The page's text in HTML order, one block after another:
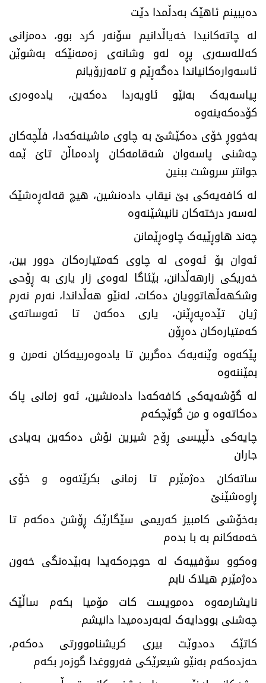
دەیبینم ئاهێک بەدڵمدا دێت
لە چاتەکانیدا خەیاڵدانیم سۆنەر کرد بوو، دەمزانی
کەللەسەری پڕە لەو وشانەی زەمەنێکە بەشوێن
ئاسەوارەکانیاندا دەگەڕێم و تامەزرۆیانم
پیاسەیەک بەنێو ئاویەردا دەکەین، یادەوەری
کۆدەکەینەوە
بەخووڕ خۆی دەکێشێ بە چاوی ماشینەکەدا، فڵچەکان
چەشنی پاسەوان شەقامەکان ڕادەماڵن تائ ێمە
جوانتر سروشت ببنین
لە کافەیەکی بێ نیقاب دادەنشین، هیچ قەلەڕەشێک
لەسەر درختەکان نانیشێنەوە
چەند هاوڕێیەک چاوەڕێمانن
ئەوان بۆ ئەوەی لە چاوی کەمتیارەکان دوور بین،
خەریکی زارهەڵدانن، بێئاگا لەوەی زار یاری بە ڕۆحی
وشکهەڵهاتوویان دەکات، لەنێو هەڵداندا، نەرم نەرم
ژیان تێدەپەڕێنن، یاری دەکەن تا ئەوساتەی
کەمتیارەکان دەڕۆن
پێکەوە وێنەیەک دەگرین تا یادەوەرییەکان نەمرن و
بمێننەوە
لە گۆشەیەکی کافەکەدا دادەنشین، ئەو زمانی پاک
دەکاتەوە و من گوێچکەم
چایەکی دڵپیسی ڕۆح شیرین نۆش دەکەین بەیادی
جاران
ساتەکان دەژمێرم تا زمانی بکرێتەوە و خۆی
ڕاوەشێنێ
بەخۆشی کامبیز کەریمی سێگارێک ڕۆشن دەکەم تا
خەمەکانم بە با بدەم
وەکوو سۆفییەک لە حوجرەکەیدا بەبێدەنگی خەون
دەژمێرم هیلاک نابم
نایشارمەوە دەمویست کات مۆمیا بکەم ساڵێک
چەشنی بوودایەک لەبەردەمیدا دانیشم
کاتێک دەدوێت بیری کریشناموورتی دەکەم،
حەزدەکەم بەنێو شیعرێکی فەرووغدا گوزەر بکەم